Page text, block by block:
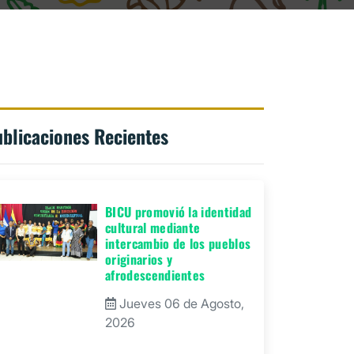
Recientes
BICU promovió la identidad
cultural mediante
intercambio de los pueblos
originarios y
afrodescendientes
Jueves 06 de Agosto,
2026